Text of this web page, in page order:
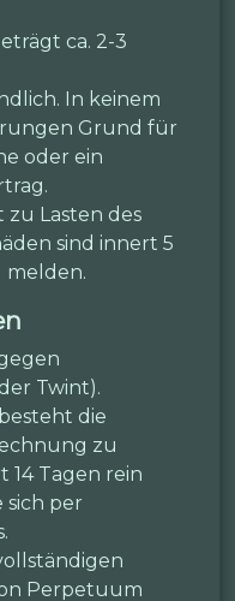
ca. 2-3
In keinem
Grund für
oder ein
zu Lasten des
sind innert 5
melden.
Twint).
die
zu
14 Tagen rein
sich per
Perpetuum